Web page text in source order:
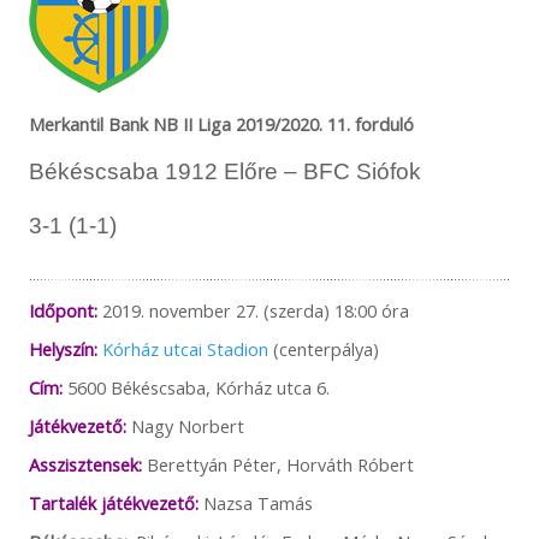
Merkantil Bank NB II Liga 2019/2020. 11. forduló
Békéscsaba 1912 Előre – BFC Siófok
3-1 (1-1)
Időpont:2019. november 27. (szerda) 18:00 óra
Helyszín: Kórház utcai Stadion (centerpálya)
Cím:5600 Békéscsaba, Kórház utca 6.
Játékvezető:Nagy Norbert
Asszisztensek: Berettyán Péter, Horváth Róbert
Tartalék játékvezető: Nazsa Tamás